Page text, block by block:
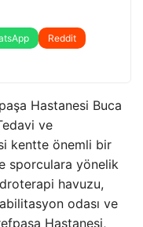
Reddit
Hastanesi Buca
ve
kentte önemli bir
sporculara yönelik
havuzu,
odası ve
Hastanesi,